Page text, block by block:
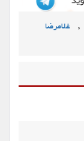
,
غلامرضا